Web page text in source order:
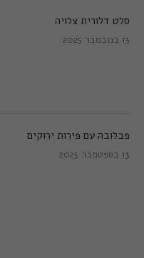
סלט דלורית צלויה
13 בנובמבר 2025
פבלובה עם פירות ירוקים
13 בספטמבר 2025